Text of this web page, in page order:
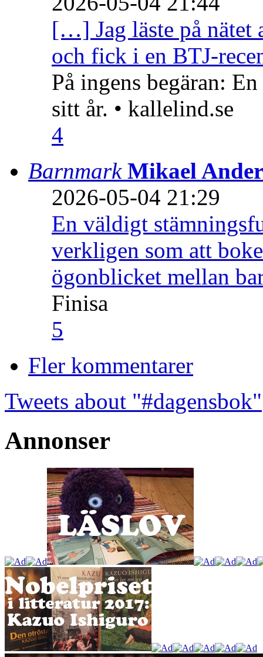
[…] Jag läste på nätet
och fick i en BTJ-
På ingens begäran:
sitt år. • kallelind.se
4
Barnmark Mikael
2026-05-04 21:29
En väldigt
verkligen som att
ögonblicket mellan
Finisa
5
Fler kommentarer
Tweets about "#dagensbok"
Annonser